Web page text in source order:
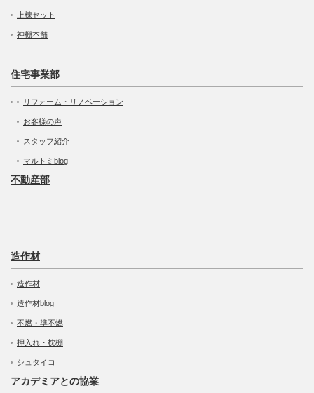
上棟セット
神棚本舗
住宅事業部
リフォーム・リノベーション
お客様の声
スタッフ紹介
マルトミblog
不動産部
造作材
造作材
造作材blog
不燃・準不燃
押入れ・枕棚
シュタイコ
アカデミアとの協業